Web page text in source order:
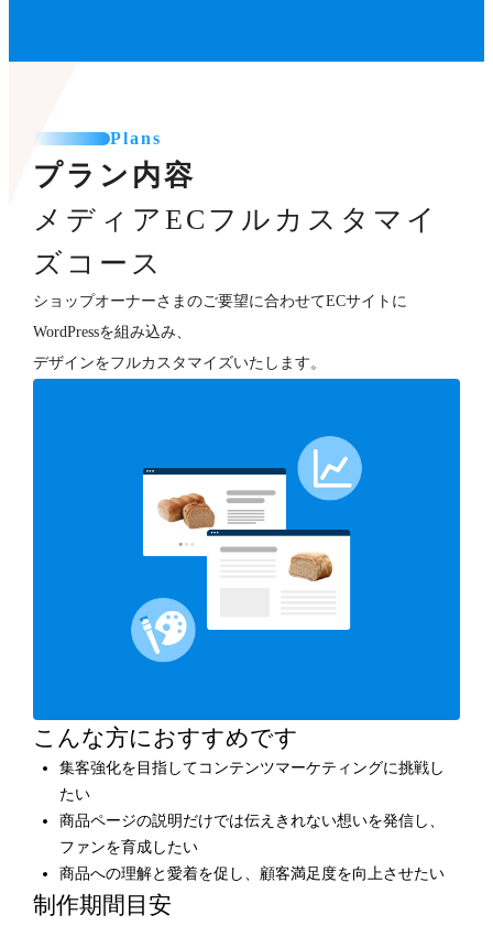
Plans
プラン内容
メディアECフルカスタマイ
ズコース
ショップオーナーさまのご要望に合わせてECサイトに
WordPressを組み込み、
デザインをフルカスタマイズいたします。
こんな方におすすめです
集客強化を目指してコンテンツマーケティングに挑戦し
たい
商品ページの説明だけでは伝えきれない想いを発信し、
ファンを育成したい
商品への理解と愛着を促し、顧客満足度を向上させたい
制作期間目安